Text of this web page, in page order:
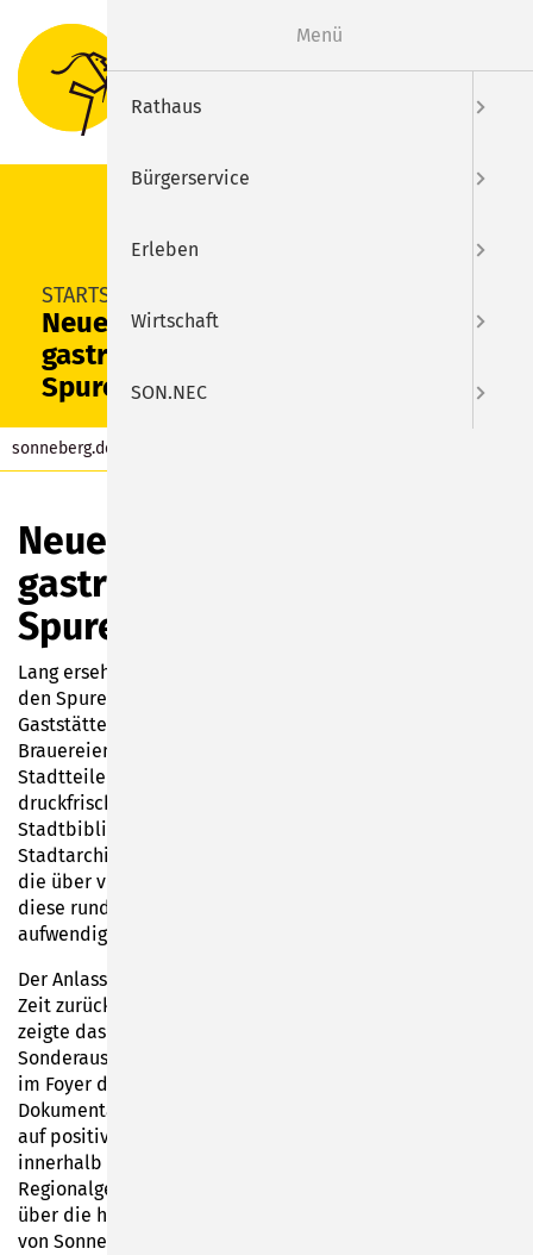
Menu
STARTSEITE
Neues Kapitel der
gastronomischen
Spurensuche in Sonneberg
sonneberg.de
Neues Kapitel der
gastronomischen
Spurensuche in Sonneberg
Lang ersehnt und jetzt veröffentlicht: Die Broschüre „Auf
den Spuren der Gastronomie in Sonneberg 1850-1950:
Gaststätten, Hotels, Kureinrichtungen, Vereinsheime und
Brauereien; Die Untere Stadt von Sonneberg und die
Stadtteile Bettelhecken, Mürschnitz und Wehd“ ist
druckfrisch erschienen und ab 15. Mai 2023 in der
Stadtbibliothek Sonneberg erhältlich. Im Auftrag des
Stadtarchivs Sonneberg hat die Autorin Waltraud Roß,
die über viele Jahre selbst im Stadtarchiv tätig war,
diese rund 280 Seiten umfassende Publikation nach
aufwendiger Recherche verfasst.
Der Anlass für diese Veröffentlichung liegt schon geraume
Zeit zurück. Zum Tag des Offenen Denkmals im Jahr 2009
zeigte das Stadtarchiv Sonneberg eine große
Sonderausstellung über die einheimischen Gasthäuser
im Foyer des Neuen Rathauses. Die umfangreiche
Dokumentation stieß bei den Besuchern der Ausstellung
auf positive Resonanz. Aus diesem Grund entstand
innerhalb der Schriftenreihe „Berichte zur
Regionalgeschichte“ bereits Ende 2012 eine Broschüre
über die historischen Gasthäuser in der Oberen Stadt
von Sonneberg. Die Fortsetzung über die Gaststätten in
Menü
Rathaus
Bürgerservice
Erleben
Wirtschaft
SON.NEC